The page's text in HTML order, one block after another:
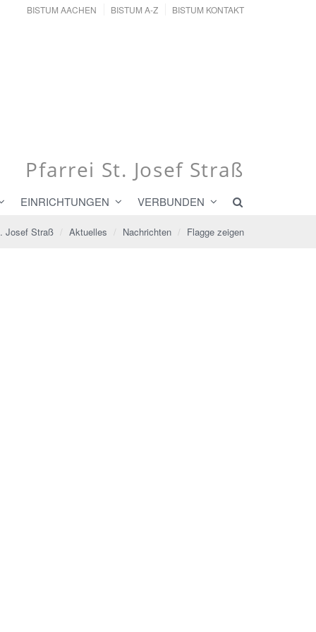
BISTUM AACHEN BISTUM A-Z BISTUM KONTAKT
Pfarrei St. Josef Straß
EINRICHTUNGEN VERBUNDEN
Josef Straß Aktuelles Nachrichten Flagge zeigen